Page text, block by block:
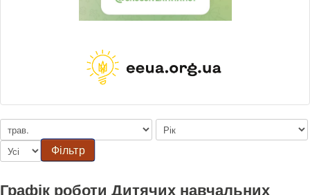
Фільтр
Графік роботи Дитячих навчальних